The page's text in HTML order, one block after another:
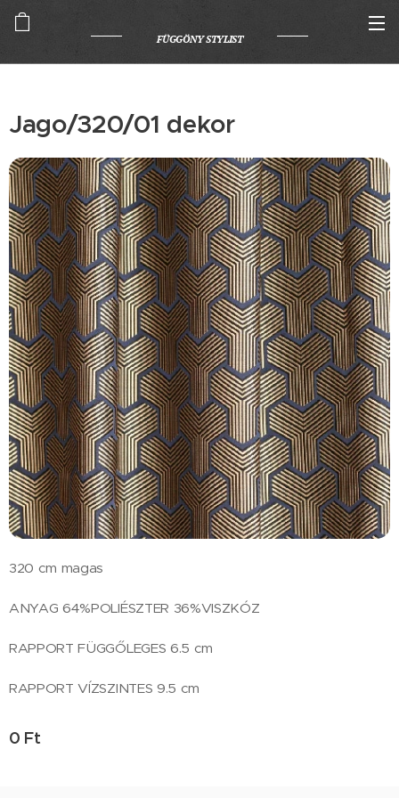
FÜGGÖNY STYLIST
Jago/320/01 dekor
320 cm magas
ANYAG 64%POLIÉSZTER 36%VISZKÓZ
RAPPORT FÜGGŐLEGES 6.5 cm
RAPPORT VÍZSZINTES 9.5 cm
0 Ft